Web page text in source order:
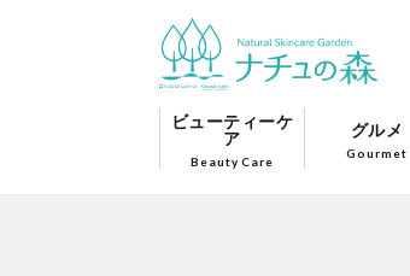
ビューティーケ
ア
Beauty Care
グルメ
Gourmet